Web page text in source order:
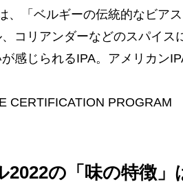
、「ベルギーの伝統的なビア
コリアンダーなどのスパイ
感じられるIPA。アメリカン
CERTIFICATION
2022の「味の特徴」